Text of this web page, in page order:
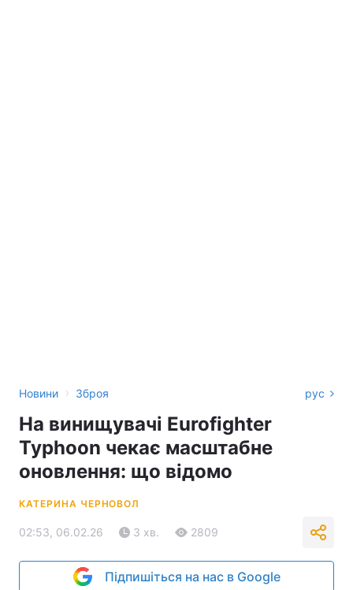
Новини › Зброя рус
На винищувачі Eurofighter
Typhoon чекає масштабне
оновлення: що відомо
КАТЕРИНА ЧЕРНОВОЛ
02:53, 06.02.26 3 хв. 2809
Підпишіться на нас в Google